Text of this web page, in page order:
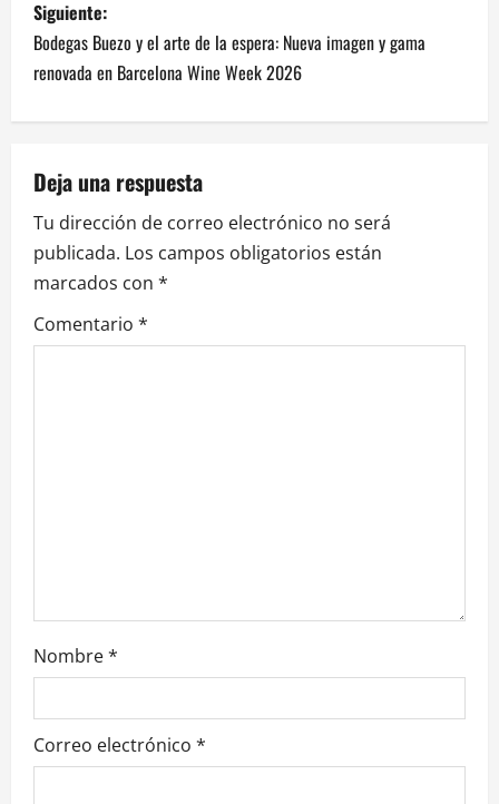
v
e
g
a
c
i
ó
n
r
a
d
a
Siguiente:
Bodegas Buezo y el arte de la espera: Nueva imagen y gama
renovada en Barcelona Wine Week 2026
Deja una respuesta
Tu dirección de correo electrónico no será
publicada. Los campos obligatorios están
marcados con *
Comentario *
Nombre*
Correo electrónico *